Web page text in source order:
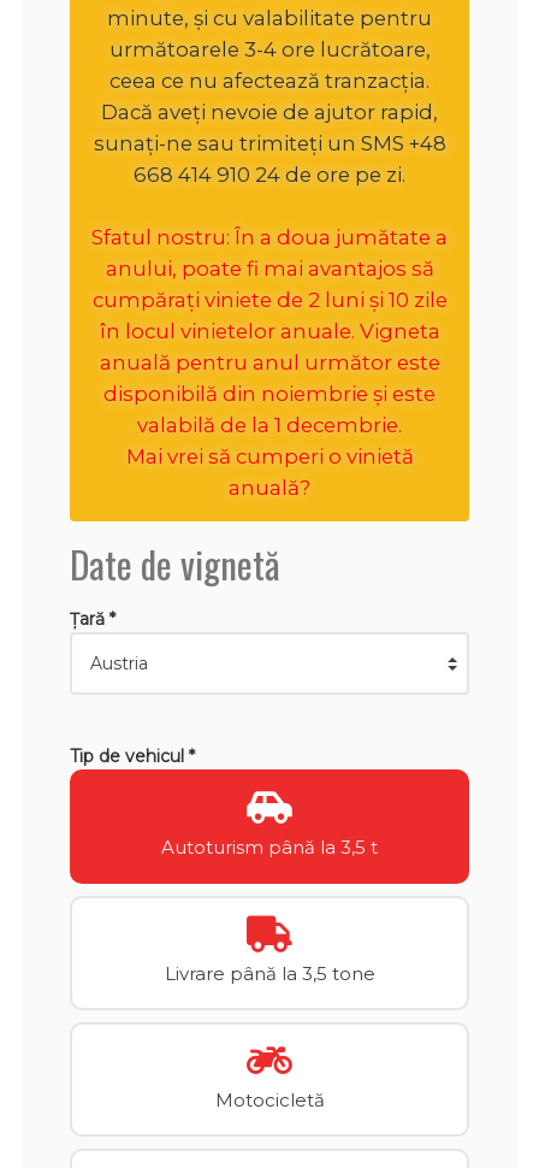
minute, și cu valabilitate pentru
următoarele 3-4 ore lucrătoare,
ceea ce nu afectează tranzacția.
Dacă aveți nevoie de ajutor rapid,
sunați-ne sau trimiteți un SMS +48
668 414 910 24 de ore pe zi.
Sfatul nostru: În a doua jumătate a
anului, poate fi mai avantajos să
cumpărați viniete de 2 luni și 10 zile
în locul vinietelor anuale. Vigneta
anuală pentru anul următor este
disponibilă din noiembrie și este
valabilă de la 1 decembrie.
Mai vrei să cumperi o vinietă
anuală?
Date de vignetă
Țară *
Tip de vehicul *
Autoturism până la 3,5 t
Livrare până la 3,5 tone
Motocicletă